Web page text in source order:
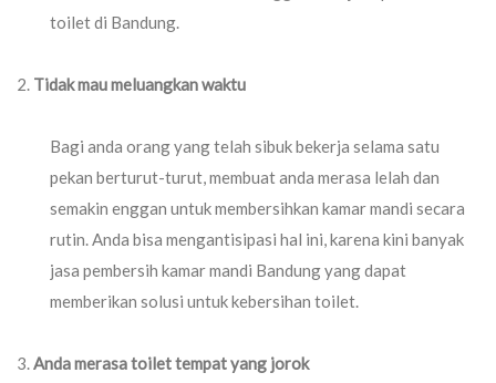
toilet di Bandung.
Tidak mau meluangkan waktu
Bagi anda orang yang telah sibuk bekerja selama satu
pekan berturut-turut, membuat anda merasa lelah dan
semakin enggan untuk membersihkan kamar mandi secara
rutin. Anda bisa mengantisipasi hal ini, karena kini banyak
jasa pembersih kamar mandi Bandung yang dapat
memberikan solusi untuk kebersihan toilet.
Anda merasa toilet tempat yang jorok